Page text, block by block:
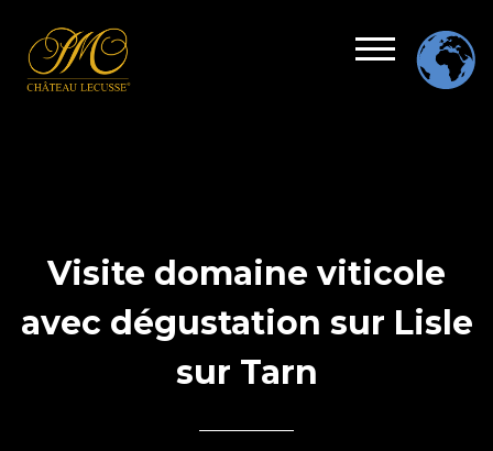
Visite domaine viticole
avec dégustation sur Lisle
sur Tarn